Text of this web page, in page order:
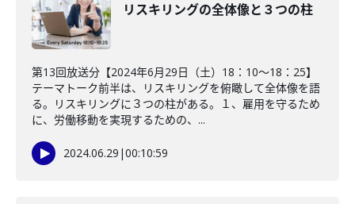
リスキリングの全体像と３つの柱
第13回放送分【2024年6月29日（土）18：10～18：25】
テーマトーク前半は、リスキリングを俯瞰して全体像を語
る。リスキリングに３つの柱がある。１、雇用を守るため
に、労働移動を実現するための、...
2024.06.29 |00:10:59